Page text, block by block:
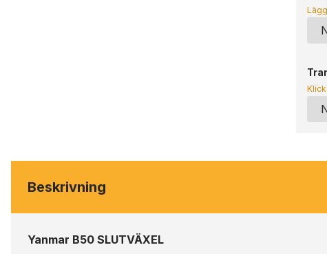
Beskrivning
Yanmar B50 SLUTVÄXEL